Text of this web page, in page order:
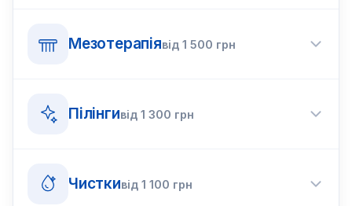
Мезотерапіявід 1 500 грн
Пілінгивід 1 300 грн
Чисткивід 1 100 грн